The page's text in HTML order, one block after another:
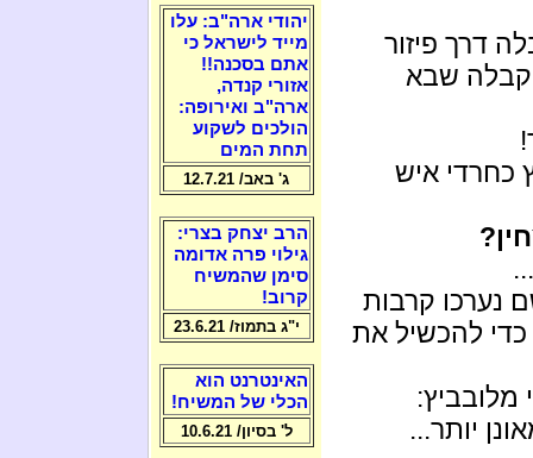
דרך פיזור
קבלה שבא
כחרדי איש
נערכו קרבות
כדי להכשיל את
יותר...
יהודי ארה"ב: עלו
מייד לישראל כי
אתם בסכנה!!
אזורי קנדה,
ארה"ב ואירופה:
הולכים לשקוע
תחת המים
ג' באב/ 12.7.21
הרב יצחק בצרי:
גילוי פרה אדומה
סימן שהמשיח
קרוב!
י"ג בתמוז/ 23.6.21
האינטרנט הוא
הכלי של המשיח!
ל' בסיון/ 10.6.21